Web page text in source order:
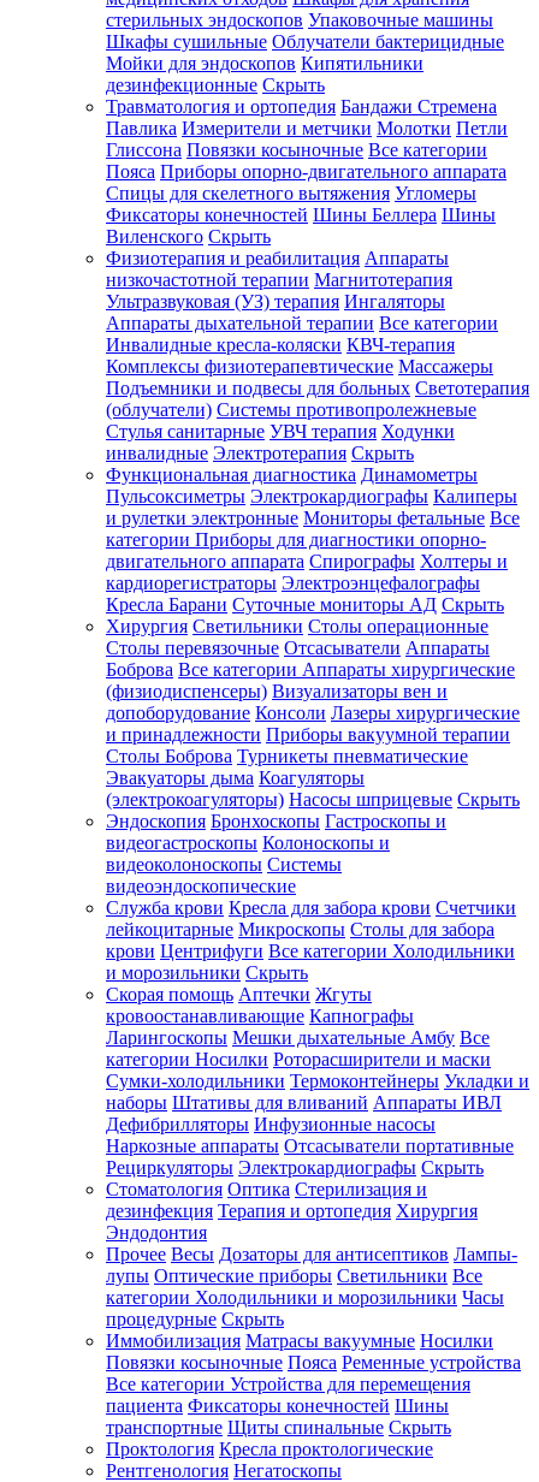
стерильных эндоскопов Упаковочные машины
Шкафы сушильные Облучатели бактерицидные
Мойки для эндоскопов Кипятильники
дезинфекционные Скрыть
Травматология и ортопедия Бандажи Стремена
Павлика Измерители и метчики Молотки Петли
Глиссона Повязки косыночные Все категории
Пояса Приборы опорно-двигательного аппарата
Спицы для скелетного вытяжения Угломеры
Фиксаторы конечностей Шины Беллера Шины
Виленского Скрыть
Физиотерапия и реабилитация Аппараты
низкочастотной терапии Магнитотерапия
Ультразвуковая (УЗ) терапия Ингаляторы
Аппараты дыхательной терапии Все категории
Инвалидные кресла-коляски КВЧ-терапия
Комплексы физиотерапевтические Массажеры
Подъемники и подвесы для больных Светотерапия
(облучатели) Системы противопролежневые
Стулья санитарные УВЧ терапия Ходунки
инвалидные Электротерапия Скрыть
Функциональная диагностика Динамометры
Пульсоксиметры Электрокардиографы Калиперы
и рулетки электронные Мониторы фетальные Все
категории Приборы для диагностики опорно-
двигательного аппарата Спирографы Холтеры и
кардиорегистраторы Электроэнцефалографы
Кресла Барани Суточные мониторы АД Скрыть
Хирургия Светильники Столы операционные
Столы перевязочные Отсасыватели Аппараты
Боброва Все категории Аппараты хирургические
(физиодиспенсеры) Визуализаторы вен и
допоборудование Консоли Лазеры хирургические
и принадлежности Приборы вакуумной терапии
Столы Боброва Турникеты пневматические
Эвакуаторы дыма Коагуляторы
(электрокоагуляторы) Насосы шприцевые Скрыть
Эндоскопия Бронхоскопы Гастроскопы и
видеогастроскопы Колоноскопы и
видеоколоноскопы Системы
видеоэндоскопические
Служба крови Кресла для забора крови Счетчики
лейкоцитарные Микроскопы Столы для забора
крови Центрифуги Все категории Холодильники
и морозильники Скрыть
Скорая помощь Аптечки Жгуты
кровоостанавливающие Капнографы
Ларингоскопы Мешки дыхательные Амбу Все
категории Носилки Роторасширители и маски
Сумки-холодильники Термоконтейнеры Укладки и
наборы Штативы для вливаний Аппараты ИВЛ
Дефибрилляторы Инфузионные насосы
Наркозные аппараты Отсасыватели портативные
Рециркуляторы Электрокардиографы Скрыть
Стоматология Оптика Стерилизация и
дезинфекция Терапия и ортопедия Хирургия
Эндодонтия
Прочее Весы Дозаторы для антисептиков Лампы-
лупы Оптические приборы Светильники Все
категории Холодильники и морозильники Часы
процедурные Скрыть
Иммобилизация Матрасы вакуумные Носилки
Повязки косыночные Пояса Ременные устройства
Все категории Устройства для перемещения
пациента Фиксаторы конечностей Шины
транспортные Щиты спинальные Скрыть
Проктология Кресла проктологические
Рентгенология Негатоскопы